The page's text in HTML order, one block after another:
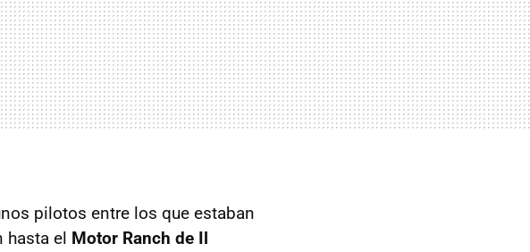
pilotos entre los que estaban
hasta el Motor Ranch de Il